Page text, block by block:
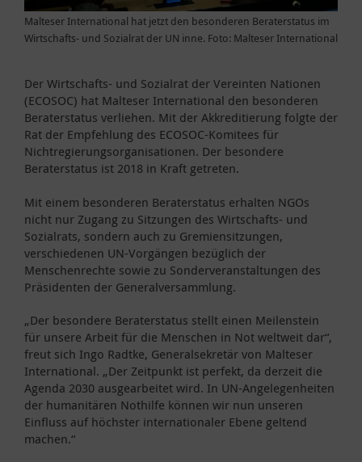
Malteser International hat jetzt den besonderen Beraterstatus im
Wirtschafts- und Sozialrat der UN inne. Foto: Malteser International
Der Wirtschafts- und Sozialrat der Vereinten Nationen
(ECOSOC) hat Malteser International den besonderen
Beraterstatus verliehen. Mit der Akkreditierung folgte der
Rat der Empfehlung des ECOSOC-Komitees für
Nichtregierungsorganisationen. Der besondere
Beraterstatus ist 2018 in Kraft getreten.
Mit einem besonderen Beraterstatus erhalten NGOs
nicht nur Zugang zu Sitzungen des Wirtschafts- und
Sozialrats, sondern auch zu Gremiensitzungen,
verschiedenen UN-Vorgängen bezüglich der
Menschenrechte sowie zu Sonderveranstaltungen des
Präsidenten der Generalversammlung.
„Der besondere Beraterstatus stellt einen Meilenstein
für unsere Arbeit für die Menschen in Not weltweit dar“,
freut sich Ingo Radtke, Generalsekretär von Malteser
International. „Der Zeitpunkt ist perfekt, da derzeit die
Agenda 2030 ausgearbeitet wird. In UN-Angelegenheiten
der humanitären Nothilfe können wir nun unseren
Einfluss auf höchster internationaler Ebene geltend
machen.“